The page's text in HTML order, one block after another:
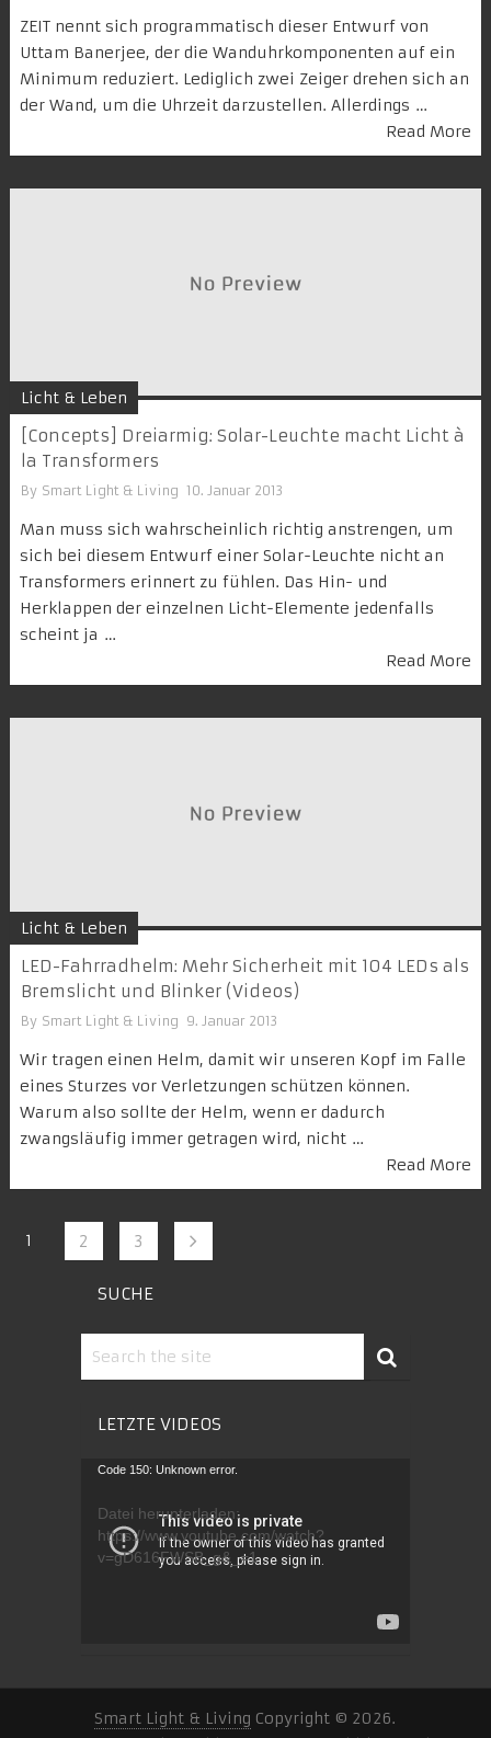
ZEIT nennt sich programmatisch dieser Entwurf von
Uttam Banerjee, der die Wanduhrkomponenten auf ein
Minimum reduziert. Lediglich zwei Zeiger drehen sich an
der Wand, um die Uhrzeit darzustellen. Allerdings …
Read More
Licht & Leben
[Concepts] Dreiarmig: Solar-Leuchte macht Licht à
la Transformers
By Smart Light & Living 10. Januar 2013
Man muss sich wahrscheinlich richtig anstrengen, um
sich bei diesem Entwurf einer Solar-Leuchte nicht an
Transformers erinnert zu fühlen. Das Hin- und
Herklappen der einzelnen Licht-Elemente jedenfalls
scheint ja …
Read More
Licht & Leben
LED-Fahrradhelm: Mehr Sicherheit mit 104 LEDs als
Bremslicht und Blinker (Videos)
By Smart Light & Living 9. Januar 2013
Wir tragen einen Helm, damit wir unseren Kopf im Falle
eines Sturzes vor Verletzungen schützen können.
Warum also sollte der Helm, wenn er dadurch
zwangsläufig immer getragen wird, nicht …
Read More
1 2 3
SUCHE
LETZTE VIDEOS
Video-
Code 150: Unknown error.
Datei herunterladen:
https://www.youtube.com/watch?
v=gD616FWSB_g&_=1
Smart Light & Living Copyright © 2026.